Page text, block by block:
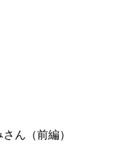
ん（前編）